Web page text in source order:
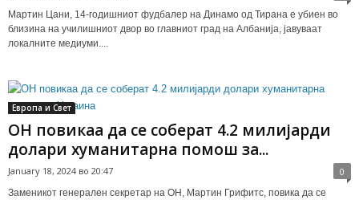
Мартин Цани, 14-годишниот фудбалер на Динамо од Тирана е убиен во
близина на училишниот двор во главниот град на Албанија, јавуваат
локалните медиуми....
Европа и Свет
ОН повикаа да се соберат 4.2 милијарди
долари хуманитарна помош за...
January 18, 2024 во 20:47 0
Заменикот генерален секретар на ОН, Мартин Грифитс, повика да се